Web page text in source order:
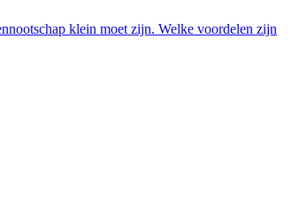
klein moet zijn. Welke voordelen zijn